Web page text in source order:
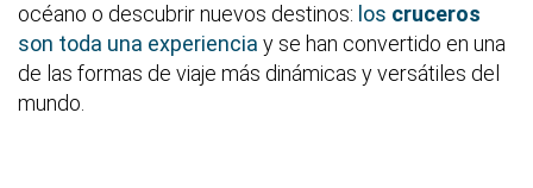
océano o descubrir nuevos destinos: los cruceros
son toda una experiencia y se han convertido en una
de las formas de viaje más dinámicas y versátiles del
mundo.